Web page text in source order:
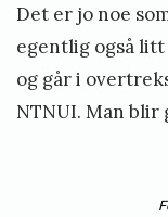
Det er jo noe
egentlig også litt
og går i
NTNUI. Man blir